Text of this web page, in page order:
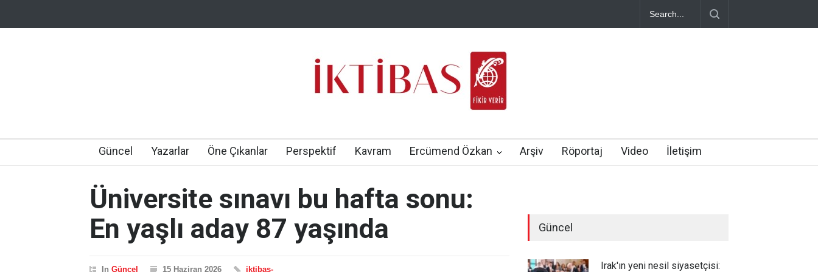
Güncel Yazarlar Öne Çıkanlar Perspektif Kavram Ercümend Özkan Arşiv Röportaj Video İletişim
Üniversite sınavı bu hafta sonu:
En yaşlı aday 87 yaşında
In Güncel 15 Haziran 2026 iktibas-
Güncel
Irak'ın yeni nesil siyasetçisi: